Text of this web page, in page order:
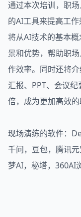
通过本次培训，职
的AI工具来提高工
将从AI技术的基本
景和优势，帮助职
作效率。同时还将
汇报、PPT、会议
倍，成为更加高效的
现场演练的软件：
千问，豆包，腾讯
梦AI，秘塔，360AI